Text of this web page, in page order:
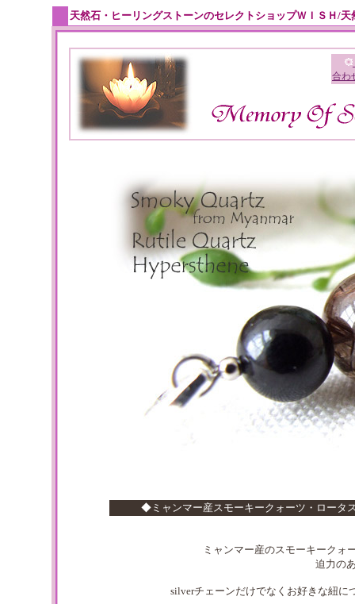
天然石・ヒーリングストーンのセレクトショップＷＩＳＨ/
合わ
◆ミャンマー産スモーキークォーツ・ロータ
ミャンマー産のスモーキークォ
迫力の
silverチェーンだけでなくお好きな紐に